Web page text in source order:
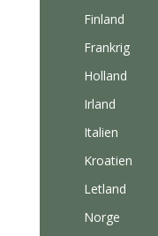
Finland
Frankrig
Holland
Irland
Italien
Kroatien
Letland
Norge